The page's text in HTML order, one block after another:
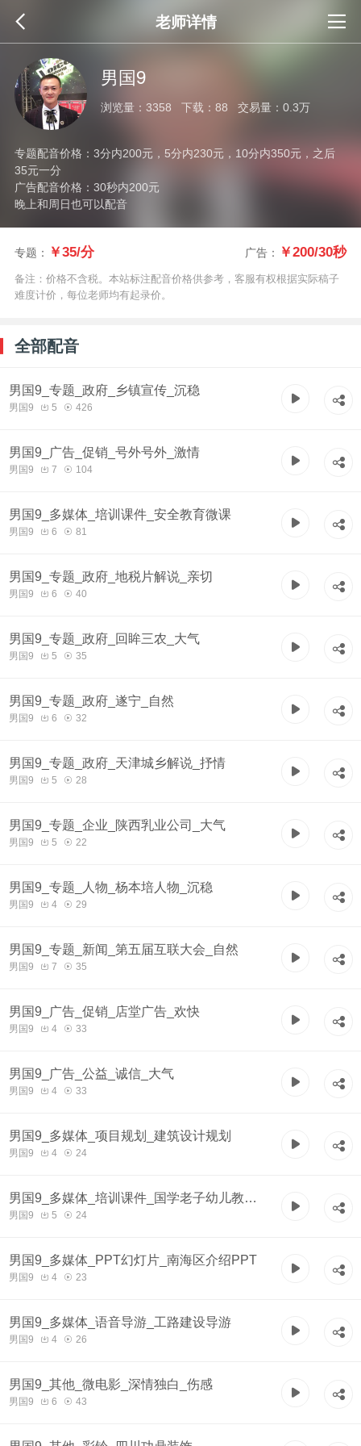
老师详情
男国9
浏览量：3358 下载：88 交易量：0.3万
专题配音价格：3分内200元，5分内230元，10分内350元，之后
35元一分
广告配音价格：30秒内200元
晚上和周日也可以配音
专题： ￥35/分 广告： ￥200/30秒
备注：价格不含税。本站标注配音价格供参考，客服有权根据实际稿子
难度计价，每位老师均有起录价。
全部配音
男国9_专题_政府_乡镇宣传_沉稳
男国9 5 426
男国9_广告_促销_号外号外_激情
男国9 7 104
男国9_多媒体_培训课件_安全教育微课
男国9 6 81
男国9_专题_政府_地税片解说_亲切
男国9 6 40
男国9_专题_政府_回眸三农_大气
男国9 5 35
男国9_专题_政府_遂宁_自然
男国9 6 32
男国9_专题_政府_天津城乡解说_抒情
男国9 5 28
男国9_专题_企业_陕西乳业公司_大气
男国9 5 22
男国9_专题_人物_杨本培人物_沉稳
男国9 4 29
男国9_专题_新闻_第五届互联大会_自然
男国9 7 35
男国9_广告_促销_店堂广告_欢快
男国9 4 33
男国9_广告_公益_诚信_大气
男国9 4 33
男国9_多媒体_项目规划_建筑设计规划
男国9 4 24
男国9_多媒体_培训课件_国学老子幼儿教学
跟读
男国9 5 24
男国9_多媒体_PPT幻灯片_南海区介绍PPT
男国9 4 23
男国9_多媒体_语音导游_工路建设导游
男国9 4 26
男国9_其他_微电影_深情独白_伤感
男国9 6 43